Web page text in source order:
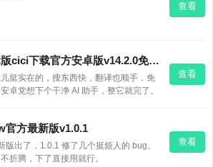
查看
豆包国际版cici下载官方安卓版v14.2.0免费版
挺实在的，搜东西快，翻译也顺手，免
卓党想下个干净 AI 助手，整它就完了。
查看
官方最新版v1.0.1
版出了，1.0.1 修了几个挺烦人的 bug。
折腾，下了直接用就行。
查看